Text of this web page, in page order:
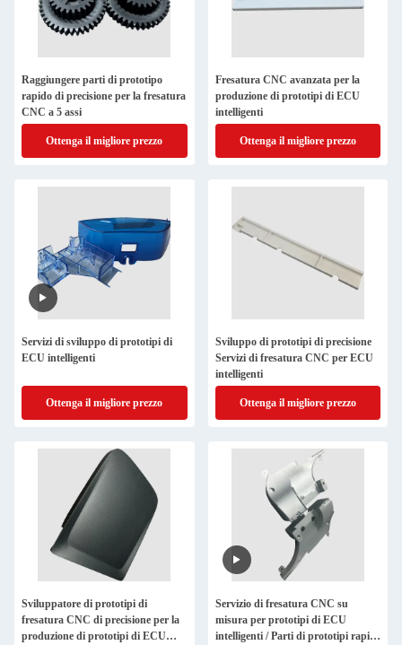
Raggiungere parti di prototipo
rapido di precisione per la fresatura
CNC a 5 assi
Ottenga il migliore prezzo
Fresatura CNC avanzata per la
produzione di prototipi di ECU
intelligenti
Ottenga il migliore prezzo
Servizi di sviluppo di prototipi di
ECU intelligenti
Ottenga il migliore prezzo
Sviluppo di prototipi di precisione
Servizi di fresatura CNC per ECU
intelligenti
Ottenga il migliore prezzo
Sviluppatore di prototipi di
fresatura CNC di precisione per la
produzione di prototipi di ECU
Servizio di fresatura CNC su
misura per prototipi di ECU
intelligenti / Parti di prototipi rapidi